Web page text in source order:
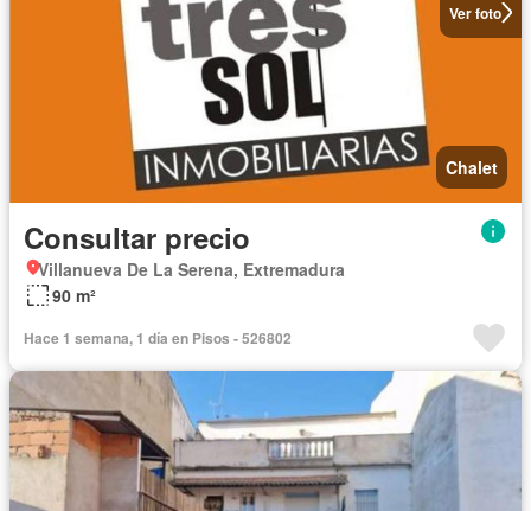
Ver foto
Chalet
Consultar precio
Villanueva De La Serena, Extremadura
90 m²
Hace 1 semana, 1 día en Pisos - 526802